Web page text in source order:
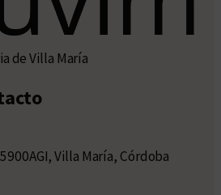
de Villa María
Villa María, Córdoba